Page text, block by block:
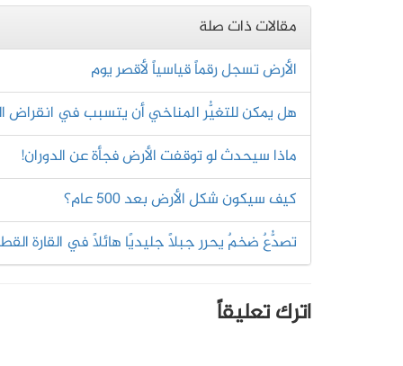
مقالات ذات صلة
الأرض تسجل رقماً قياسياً لأقصر يوم
هل يمكن للتغيُّر المناخي أن يتسبب في انقراض
ماذا سيحدث لو توقفت الأرض فجأة عن الدوران!
كيف سيكون شكل الأرض بعد 500 عام؟
تصدُّعٌ ضخمٌ يحرر جبلًا جليديًا هائلًا في القارة
اترك تعليقاً